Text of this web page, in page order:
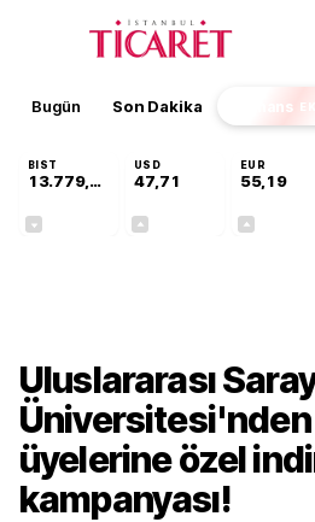
Bugün Son Dakika Finans
BIST
13.779,39
USD
47,71
EUR
55,19
Uluslararası
Üniversitesi'nden
üyelerine özel
kampanyası!